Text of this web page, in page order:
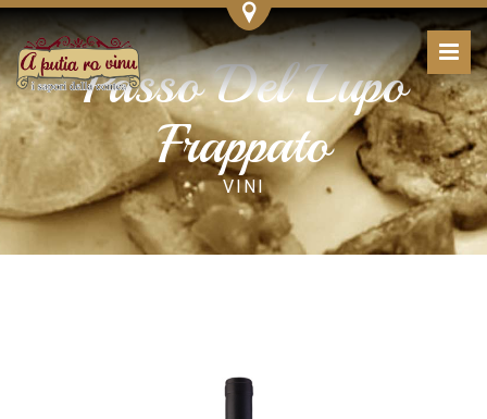
Passo Del Lupo
Frappato
VINI